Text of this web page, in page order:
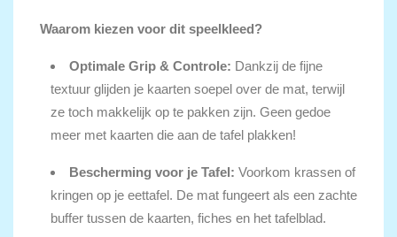
Waarom kiezen voor dit speelkleed?
Optimale Grip & Controle: Dankzij de fijne
textuur glijden je kaarten soepel over de mat, terwijl
ze toch makkelijk op te pakken zijn. Geen gedoe
meer met kaarten die aan de tafel plakken!
Bescherming voor je Tafel: Voorkom krassen of
kringen op je eettafel. De mat fungeert als een zachte
buffer tussen de kaarten, fiches en het tafelblad.